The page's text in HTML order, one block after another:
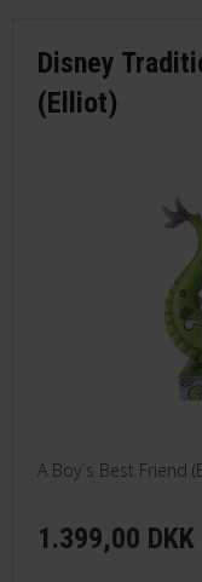
Disney
(Elliot)
A Boy`s Best Friend
1.399,00 DKK